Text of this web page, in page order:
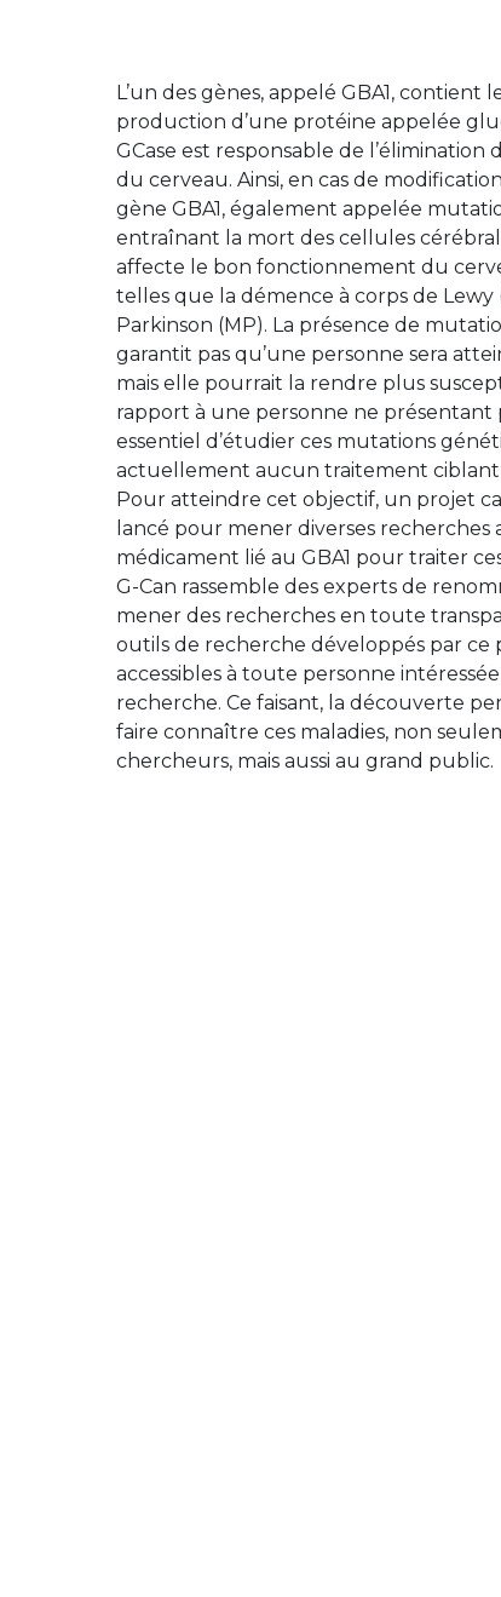
L’un des gènes, appelé GBA1, contient
production d’une protéine appelée
GCase est responsable de l’élimination
du cerveau. Ainsi, en cas de
gène GBA1, également appelée
entraînant la mort des cellules
affecte le bon fonctionnement du
telles que la démence à corps de Lewy
Parkinson (MP). La présence de
garantit pas qu’une personne sera
mais elle pourrait la rendre plus
rapport à une personne ne présentant
essentiel d’étudier ces mutations
actuellement aucun traitement ciblant
Pour atteindre cet objectif, un projet
lancé pour mener diverses
médicament lié au GBA1 pour traiter
G-Can rassemble des experts de
mener des recherches en toute
outils de recherche développés par
accessibles à toute personne
recherche. Ce faisant, la découverte
faire connaître ces maladies, non
chercheurs, mais aussi au grand public.